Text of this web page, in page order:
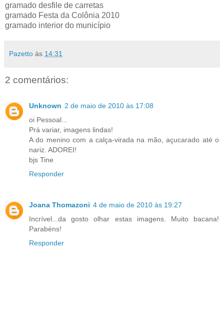
gramado desfile de carretas
gramado Festa da Colônia 2010
gramado interior do município
Pazetto às 14:31
2 comentários:
Unknown 2 de maio de 2010 às 17:08
oi Pessoal...
Prá variar, imagens lindas!
A do menino com a calça-virada na mão, açucarado até o
nariz. ADOREI!
bjs Tine
Responder
Joana Thomazoni 4 de maio de 2010 às 19:27
Incrível...da gosto olhar estas imagens. Muito bacana!
Parabéns!
Responder